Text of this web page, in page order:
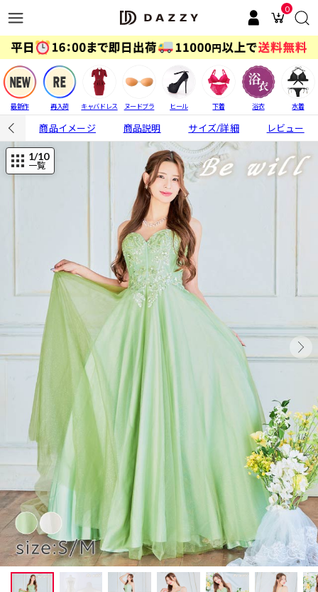
0
最新作 再入荷 キャバドレス ヌードブラ ヒール 下着 浴衣 水着
商品イメージ 商品説明 サイズ/詳細 レビュー
1/10
一覧